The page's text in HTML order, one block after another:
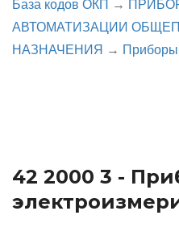
База кодов ОКП →
АВТОМАТИЗАЦИИ
НАЗНАЧЕНИЯ → Приборы
42 2000 3 -